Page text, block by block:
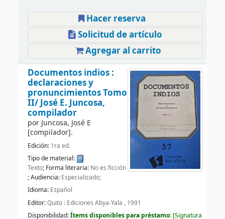
Hacer reserva
Solicitud de artículo
Agregar al carrito
Documentos indios :
declaraciones y
pronuncimientos Tomo
II/José E. Juncosa,
compilador
por Juncosa, José E
[compilador].
Edición: 1ra ed.
Tipo de material:
Texto; Forma literaria: No es ficción
; Audiencia: Especializado;
Idioma: Español
Editor:Quito : Ediciones Abya-Yala , 1991
Disponibilidad:Ítems disponibles para préstamo: Signatura